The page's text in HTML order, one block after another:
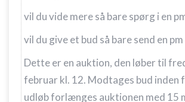
vil du vide mere så bare spørg i en
vil du give et bud så bare send en pm
Dette er en auktion, den løber til
februar kl. 12. Modtages bud inden
udløb forlænges auktionen med 15